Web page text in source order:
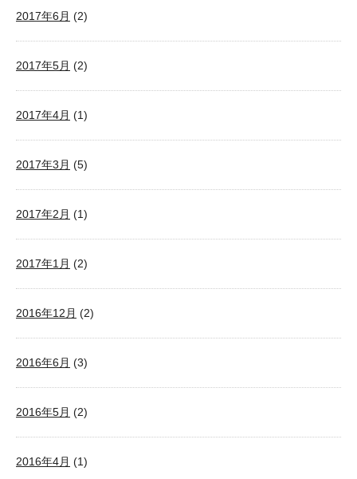
2017年6月 (2)
2017年5月 (2)
2017年4月 (1)
2017年3月 (5)
2017年2月 (1)
2017年1月 (2)
2016年12月 (2)
2016年6月 (3)
2016年5月 (2)
2016年4月 (1)